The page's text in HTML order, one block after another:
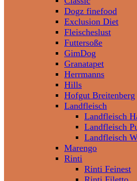
Dogz finefood
Exclusion Diet
Fleischeslust
Futtersoße
GimDog
Granatapet
Herrmanns
Hills
Hofgut Breitenberg
Landfleisch
Landfleisch
Landfleisch
Landfleisch
Marengo
Rinti
Rinti Feinest